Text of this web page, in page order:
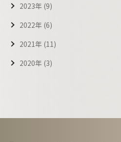
2023年 (9)
2022年 (6)
2021年 (11)
2020年 (3)